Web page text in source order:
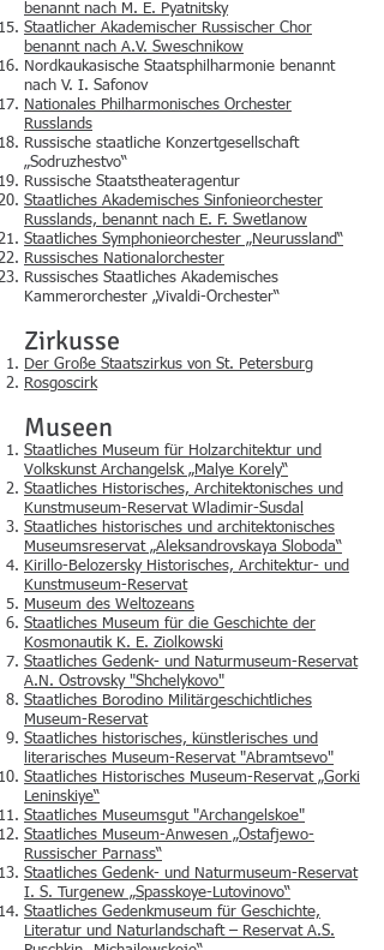
benannt nach M. E. Pyatnitsky
Staatlicher Akademischer Russischer Chor
benannt nach A.V. Sweschnikow
Nordkaukasische Staatsphilharmonie benannt
nach V. I. Safonov
Nationales Philharmonisches Orchester
Russlands
Russische staatliche Konzertgesellschaft
„Sodruzhestvo“
Russische Staatstheateragentur
Staatliches Akademisches Sinfonieorchester
Russlands, benannt nach E. F. Swetlanow
Staatliches Symphonieorchester „Neurussland“
Russisches Nationalorchester
Russisches Staatliches Akademisches
Kammerorchester „Vivaldi-Orchester“
Zirkusse
Der Große Staatszirkus von St. Petersburg
Rosgoscirk
Museen
Staatliches Museum für Holzarchitektur und
Volkskunst Archangelsk „Malye Korely“
Staatliches Historisches, Architektonisches und
Kunstmuseum-Reservat Wladimir-Susdal
Staatliches historisches und architektonisches
Museumsreservat „Aleksandrovskaya Sloboda“
Kirillo-Belozersky Historisches, Architektur- und
Kunstmuseum-Reservat
Museum des Weltozeans
Staatliches Museum für die Geschichte der
Kosmonautik K. E. Ziolkowski
Staatliches Gedenk- und Naturmuseum-Reservat
A.N. Ostrovsky "Shchelykovo"
Staatliches Borodino Militärgeschichtliches
Museum-Reservat
Staatliches historisches, künstlerisches und
literarisches Museum-Reservat "Abramtsevo"
Staatliches Historisches Museum-Reservat „Gorki
Leninskiye“
Staatliches Museumsgut "Archangelskoe"
Staatliches Museum-Anwesen „Ostafjewo-
Russischer Parnass“
Staatliches Gedenk- und Naturmuseum-Reservat
I. S. Turgenew „Spasskoye-Lutovinovo“
Staatliches Gedenkmuseum für Geschichte,
Literatur und Naturlandschaft – Reservat A.S.